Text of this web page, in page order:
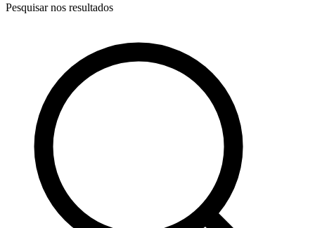
Pesquisar nos resultados